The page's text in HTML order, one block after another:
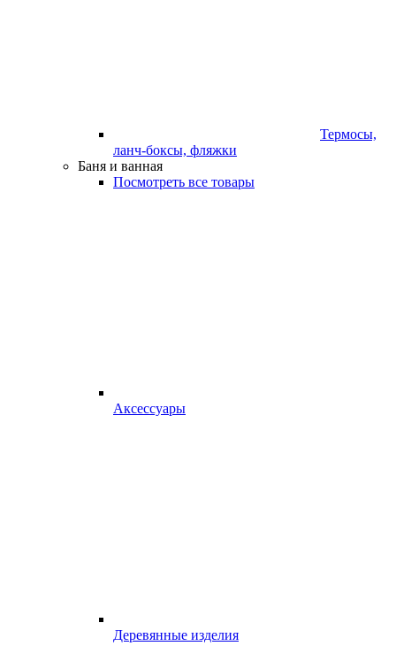
Термосы,
ланч-боксы, фляжки
Баня и ванная
Посмотреть все товары
Аксессуары
Деревянные изделия